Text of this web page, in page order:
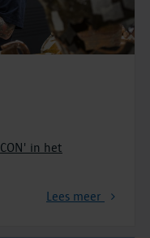
in het
Lees meer